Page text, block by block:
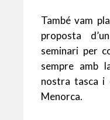
També vam
proposta
seminari per
sempre amb
nostra tasca i
Menorca.